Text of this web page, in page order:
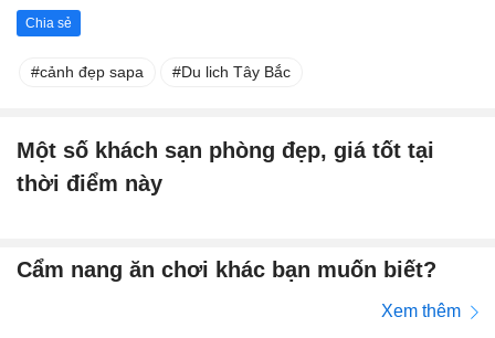
Chia sẻ
cảnh đẹp sapa Du lich Tây Bắc
Một số khách sạn phòng đẹp, giá tốt tại
thời điểm này
Cẩm nang ăn chơi khác bạn muốn biết?
Xem thêm